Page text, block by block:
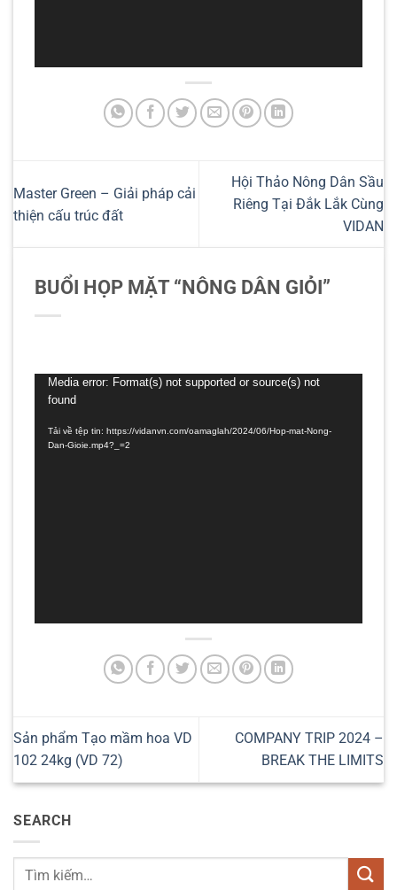
Master Green – Giải pháp cải
thiện cấu trúc đất
Hội Thảo Nông Dân Sầu
Riêng Tại Đắk Lắk Cùng
VIDAN
BUỔI HỌP MẶT “NÔNG DÂN GIỎI”
Trình
chơi
Video
Media error: Format(s) not supported or source(s) not
found
Tải về tệp tin: https://vidanvn.com/oamaglah/2024/06/Hop-mat-Nong-
Dan-Gioie.mp4?_=2
Sản phẩm Tạo mầm hoa VD
102 24kg (VD 72)
COMPANY TRIP 2024 –
BREAK THE LIMITS
SEARCH